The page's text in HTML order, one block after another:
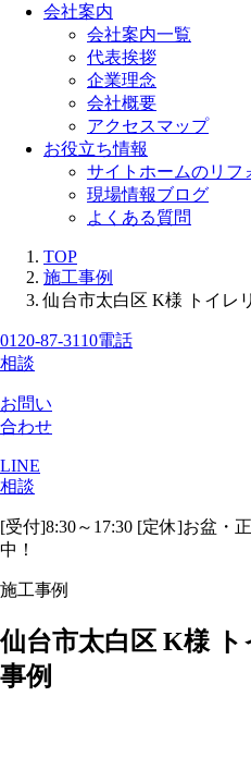
会社案内
会社案内一覧
代表挨拶
企業理念
会社概要
アクセスマップ
お役立ち情報
サイトホームのリフ
現場情報ブログ
よくある質問
TOP
施工事例
仙台市太白区 K様 トイレ
0120-87-3110電話
相談
お問い
合わせ
LINE
相談
[受付]8:30～17:30 [定休]お盆・
中！
施工事例
仙台市太白区 K様
事例